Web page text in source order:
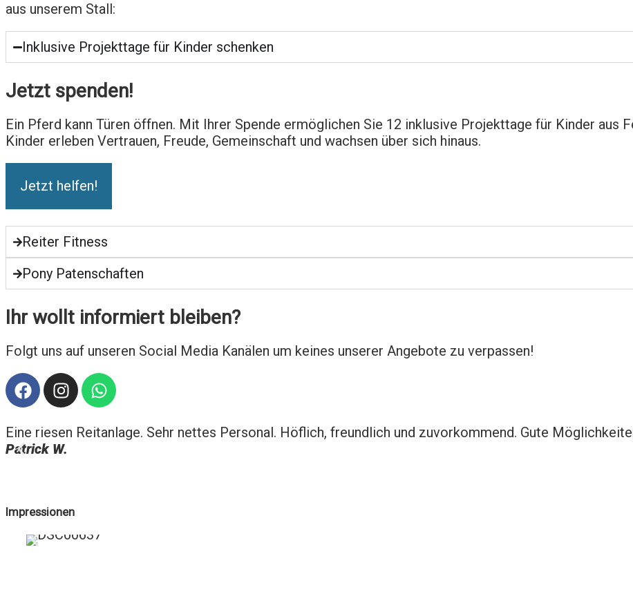
aus unserem Stall:
Inklusive Projekttage für Kinder schenken
Jetzt spenden!
Ein Pferd kann Türen öffnen. Mit Ihrer Spende ermöglichen Sie 12 inklusive Projekttage für Kinder aus
Kinder erleben Vertrauen, Freude, Gemeinschaft und wachsen über sich hinaus.
Jetzt helfen!
Reiter Fitness
Pony Patenschaften
Ihr wollt informiert bleiben?
Folgt uns auf unseren Social Media Kanälen um keines unserer Angebote zu verpassen!
Eine riesen Reitanlage. Sehr nettes Personal. Höflich, freundlich und zuvorkommend. Gute
Patrick W.
Impressionen